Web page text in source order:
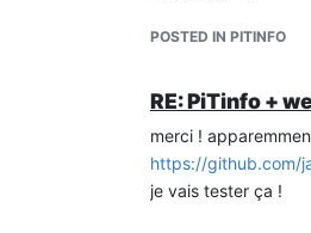
ADSC	J21976885617	I
LTARF	      BASE      	F
EASF01	002493204	:
EASF02	000000000	#
EASF03	000000000	$
EASF04	000000000	%
POSTED IN PITINFO
RE: PiTinfo +
merci !
https://github.com/
je vais tester ça !